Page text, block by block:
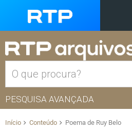
PESQUISA AVANÇADA
Início Conteúdo Poema de Ruy Belo